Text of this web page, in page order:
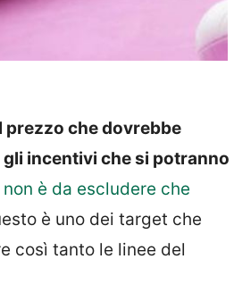
prezzo che dovrebbe
incentivi che si potranno
non è da escludere che
è uno dei target che
così tanto le linee del